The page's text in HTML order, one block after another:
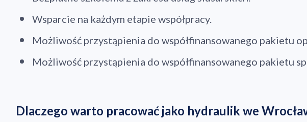
Wsparcie na każdym etapie współpracy.
Możliwość przystąpienia do współfinansowanego pakietu
Możliwość przystąpienia do współfinansowanego pakietu
Dlaczego warto pracować jako hydraulik we